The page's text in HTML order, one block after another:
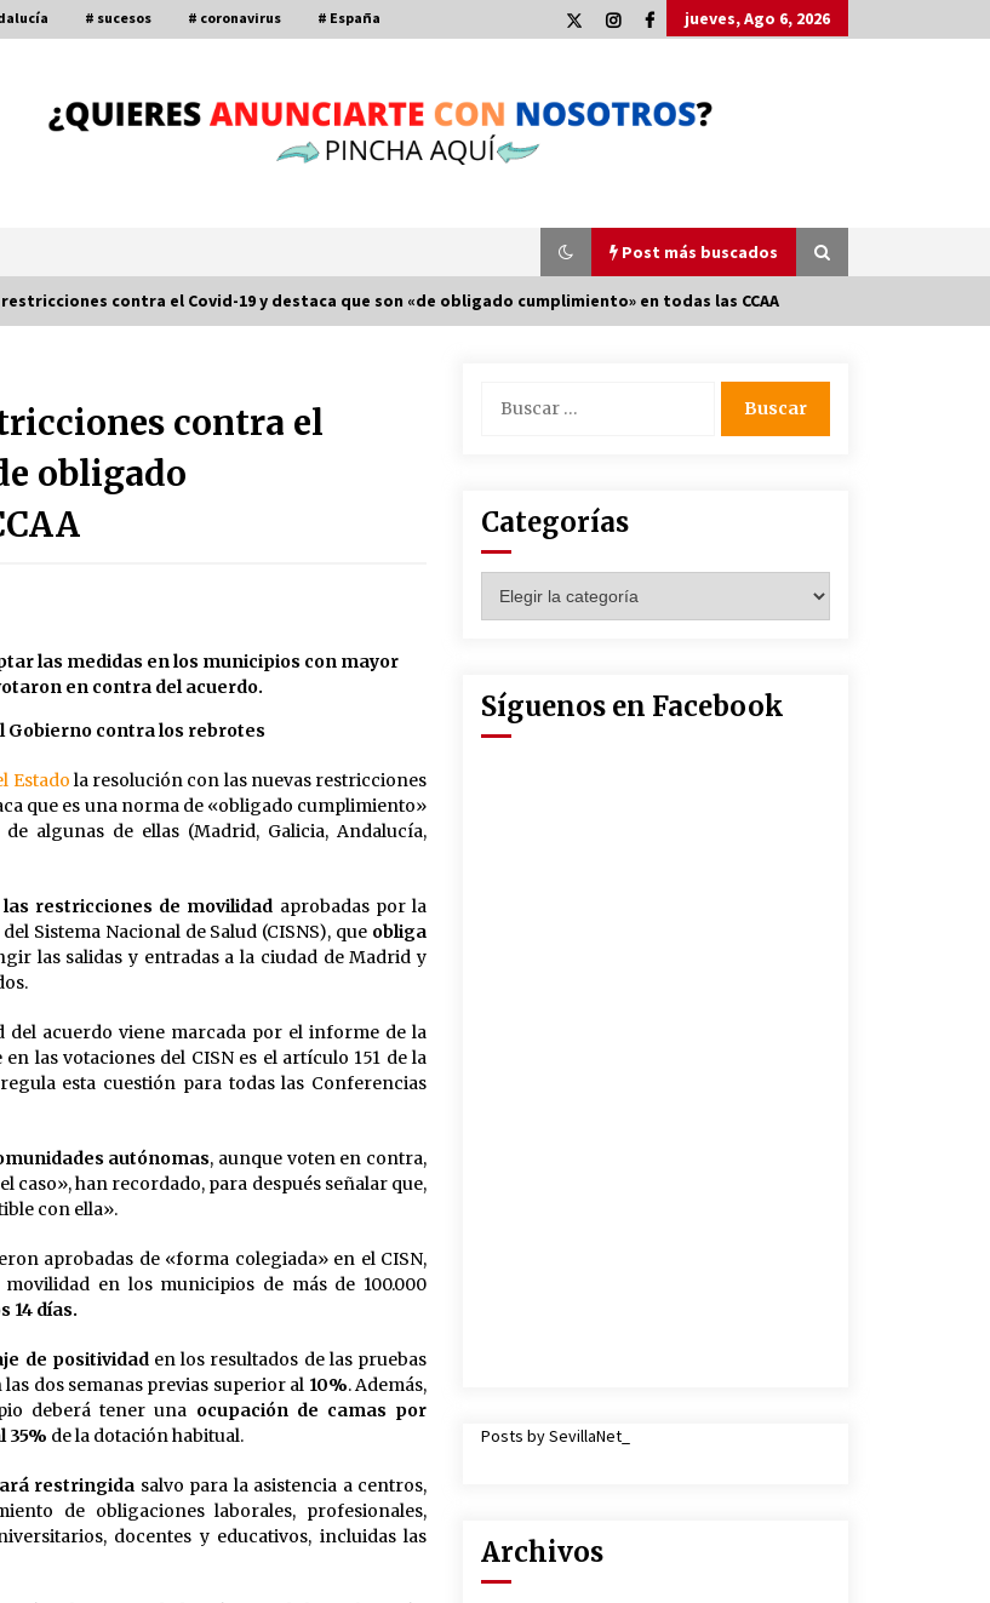
# sucesos # coronavirus # España jueves, Ago 6, 2026
Post más buscados
tan divertido (y cada vez más
popular)
10 de noviembre de 2022
Plaga de pulgas en el festival
Interestelar de Sevilla: «Pensé que
al terreno de juego en un
a beneficio de Down Sevilla
liquidación al no tener que pagar
13 de mayo de 2022
el riesgo de lluvia
4 de mayo de 2022
Muere el cardenal Carlos Amigo
El cultivo casero de marihuana deja
Sevilla
22 de abril de 2022
restricciones contra el Covid-19 y destaca que son «de obligado cumplimiento» en todas las CCAA
contra el
obligado
las medidas en los municipios con mayor
en contra del acuerdo.
Gobierno contra los rebrotes
Estado la resolución con las nuevas restricciones
que es una norma de «obligado cumplimiento»
algunas de ellas (Madrid, Galicia, Andalucía,
restricciones de movilidad aprobadas por la
Sistema Nacional de Salud (CISNS), que obliga
las salidas y entradas a la ciudad de Madrid y
del acuerdo viene marcada por el informe de la
las votaciones del CISN es el artículo 151 de la
esta cuestión para todas las Conferencias
autónomas, aunque voten en contra,
caso», han recordado, para después señalar que,
con ella».
aprobadas de «forma colegiada» en el CISN,
en los municipios de más de 100.000
14 días.
de positividaden los resultados de las pruebas
dos semanas previas superior al 10%. Además,
deberá tener una ocupación de camas por
35% de la dotación habitual.
restringida salvo para la asistencia a centros,
de obligaciones laborales, profesionales,
docentes y educativos, incluidas las
Categorías
Síguenos en Facebook
Posts by SevillaNet_
Archivos